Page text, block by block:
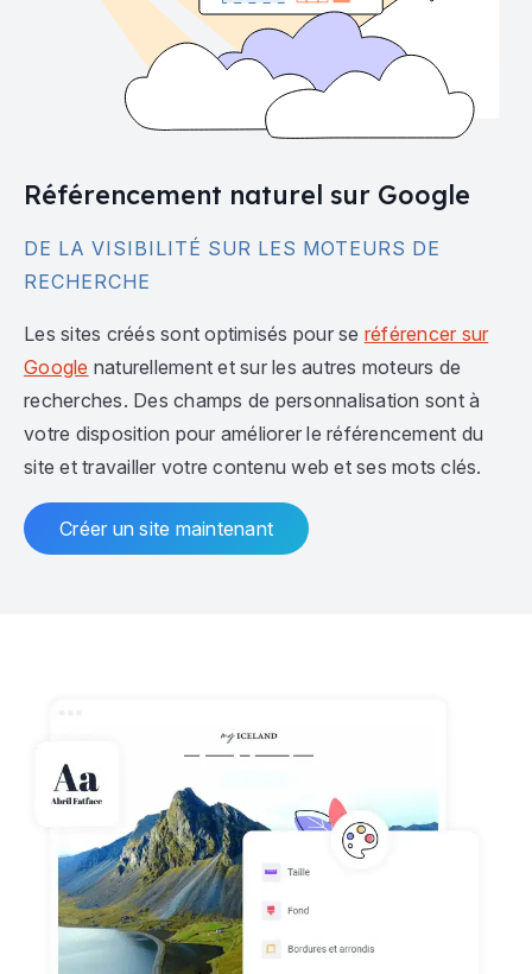
Référencement naturel sur Google
DE LA VISIBILITÉ SUR LES MOTEURS DE
RECHERCHE
Les sites créés sont optimisés pour se référencer sur
Google naturellement et sur les autres moteurs de
recherches. Des champs de personnalisation sont à
votre disposition pour améliorer le référencement du
site et travailler votre contenu web et ses mots clés.
Créer un site maintenant